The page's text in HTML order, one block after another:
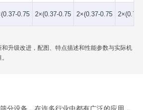
0.75 2×(0.37-0.75 2×(0.37-0.75 2×(0.75-
升级改进，配图、特点描述和性能参数与实际机
分设备，在许多行业中都有广泛的应用，